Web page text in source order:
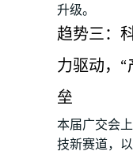
升级。
趋势三：
力驱动，“
垒
本届广交会
技新赛道，